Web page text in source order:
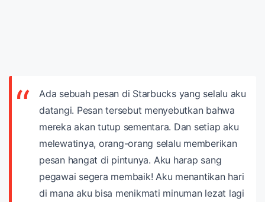
Ada sebuah pesan di Starbucks yang selalu aku
datangi. Pesan tersebut menyebutkan bahwa
mereka akan tutup sementara. Dan setiap aku
melewatinya, orang-orang selalu memberikan
pesan hangat di pintunya. Aku harap sang
pegawai segera membaik! Aku menantikan hari
di mana aku bisa menikmati minuman lezat lagi